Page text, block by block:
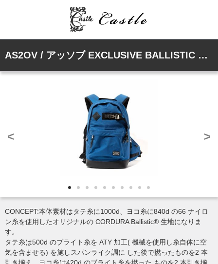
AS2OV / アッソブ EXCLUSIVE BALLISTIC NYLON DAY PACK - デイパック BLUE
< >
CONCEPT:本体素材はタテ糸に1000d、ヨコ糸に840d の66 ナイロ
ン糸を使用したオリジナルの CORDURA Ballistic® 生地になりま
す。
タテ糸は500d のブライト糸を ATY 加工( 機械を使用し糸自体に空
気を含ませる) を施しスパンライク調に した後で撚ったものを2 本